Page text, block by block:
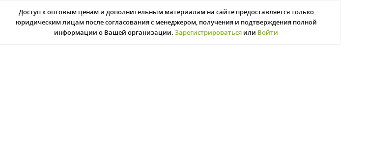
Доступ к оптовым ценам и дополнительным материалам на сайте предоставляется только
юридическим лицам после согласования с менеджером, получения и подтверждения полной
информации о Вашей организации. Зарегистрироваться или Войти